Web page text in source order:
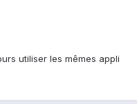
utiliser les mêmes appli